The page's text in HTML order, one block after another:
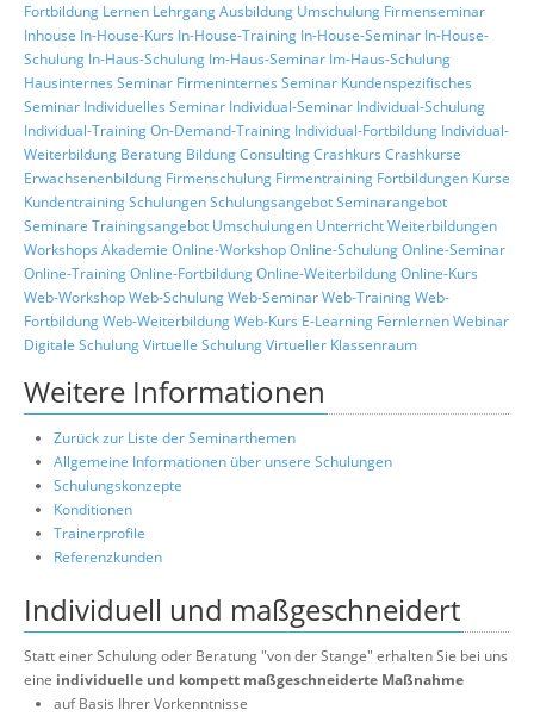
Fortbildung Lernen LehrgangAusbildung Umschulung Firmenseminar
Inhouse In-House-Kurs In-House-Training In-House-Seminar In-House-
Schulung In-Haus-Schulung Im-Haus-Seminar Im-Haus-Schulung
Hausinternes Seminar Firmeninternes Seminar Kundenspezifisches
Seminar Individuelles Seminar Individual-Seminar Individual-Schulung
Individual-TrainingOn-Demand-Training Individual-Fortbildung Individual-
Weiterbildung Beratung BildungConsultingCrashkurs Crashkurse
Erwachsenenbildung Firmenschulung Firmentraining Fortbildungen Kurse
KundentrainingSchulungenSchulungsangebotSeminarangebot
Seminare Trainingsangebot Umschulungen UnterrichtWeiterbildungen
Workshops Akademie Online-WorkshopOnline-SchulungOnline-Seminar
Online-TrainingOnline-FortbildungOnline-WeiterbildungOnline-Kurs
Web-WorkshopWeb-SchulungWeb-SeminarWeb-TrainingWeb-
FortbildungWeb-WeiterbildungWeb-Kurs E-Learning FernlernenWebinar
Digitale SchulungVirtuelle SchulungVirtueller Klassenraum
Weitere Informationen
Zurück zur Liste der Seminarthemen
Allgemeine Informationen über unsere Schulungen
Schulungskonzepte
Konditionen
Trainerprofile
Referenzkunden
Individuell und maßgeschneidert
Statt einer Schulung oder Beratung "von der Stange" erhalten Sie bei uns
eine individuelle und kompett maßgeschneiderte Maßnahme
auf Basis Ihrer Vorkenntnisse